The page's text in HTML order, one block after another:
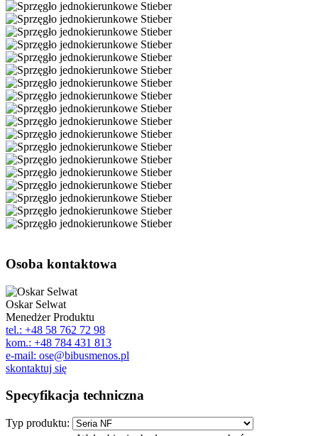
Osoba kontaktowa
Oskar Selwat
Menedżer Produktu
tel.: +48 58 762 72 98
kom.: +48 784 431 813
e-mail: ose@bibusmenos.pl
skontaktuj się
Specyfikacja techniczna
Typ produktu: